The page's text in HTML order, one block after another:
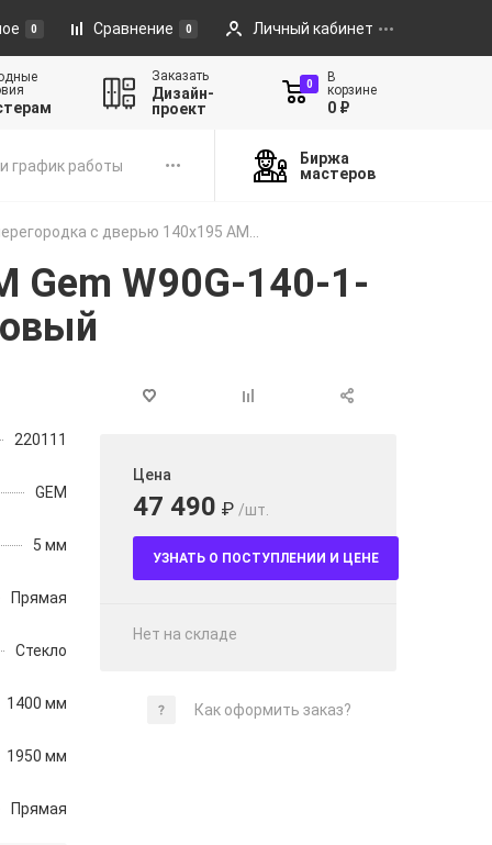
0 Сравнение 0 Личный кабинет
Заказать
Дизайн-
проект
0
В
корзине
0 ₽
график работы
Биржа
мастеров
с дверью 140x195 AM...
Gem W90G-140-1-
220111
GEM
5 мм
Прямая
Стекло
1400 мм
1950 мм
Прямая
Цена
47 490 ₽ /шт.
УЗНАТЬ О ПОСТУПЛЕНИИ И ЦЕНЕ
Нет на складе
Как оформить заказ?